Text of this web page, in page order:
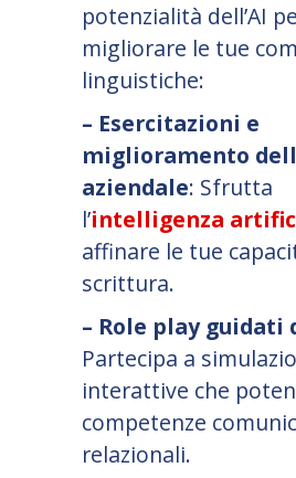
potenzialità dell’AI
migliorare le tue
linguistiche:
– Esercitazioni e
miglioramento
aziendale: Sfrutta
l’intelligenza
affinare le tue
scrittura.
– Role play guidati
Partecipa a
interattive che
competenze
relazionali.